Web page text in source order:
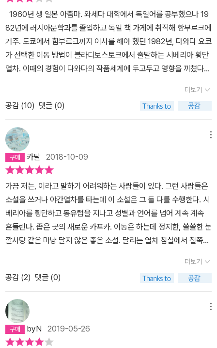
닌지 모르겠음), 장별 내용이 이어지지 않으며, 시점이 특이하게 2인
칭이다. ‘당신은...‘이라는 말로 시작되는 문장들은 마치 체면을 걸듯
이 독자를 책의 내용으로 빠져들게 한다.[나는 어디로 가고 싶은 걸
까. 어쩌면 하고픈 말은 있었는지도 모르지만, 그것은 아직 언어의 영
역에 도달하지 못했다. 말이 되기 이전의 ‘뭘 찾고 있는가‘의 내용은
어떤 것일까. 야간열차의 선로 소리 같은 걸까.] P.45침대칸이 있는
야간 열차를 타본적이 없지만 이 책을 읽고 나서 야간 열차를 한번 타
고 국경을 넘어보고 싶다는 생각이 들었다. 그리고 그곳에서 술도 한
다. 야간열차를 타고 도달하는 다양한 도시의 이야기는 생각보다 재
미있었다.[잊힌 이별이 가장 쓰라린 법. 당신 마음은 헤어진다는 상상
만으로도 견딜 수 없었다. 그래서 정말로 헤어져버리는 대신 여행을
떠나 잊으려고 한 거죠? 그래서 열차를 탔죠?] P.136Ps 1. 우리나라
열차는...너무 빠르고 조용하다...Ps 2. 해설이 잘 쓰여있어서 이해하
는데 많은 도움이 되었다.
1960년 생 일본 아줌마. 와세다 대학에서 독일어를 공부했으나 19
82년에 러시아문학과를 졸업하고 독일 책 가게에 취직해 함부르크에
거주. 도쿄에서 함부르크까지 이사를 해야 했던 1982년, 다와다 요코
가 선택한 이동 방법이 블라디보스토크에서 출발하는 시베리아 횡단
열차. 이때의 경험이 다와다의 작품세계에 두고두고 영향을 끼쳤다고
에 시베리아 횡단열차를 타고 리스본까지 가는 항목이 있었으나 삭제
했다. 두 주일 가까이 걸리는 동안 시원하게 샤워 한 번 못하고, 샤워
는커녕 머리감는 일도 며칠에 한 번씩이나 가능하다는데 근질거리는
머리통이며 등짝을 어떻게 할 것인가. 게다가 동양인으로서는 감당하
지 못할 정도로 무지막지하다는 러시아 사람들의 겨드랑이 냄새를 인
내할 자신이 없어서였다. 하여간 함부르크에 정착한 다와다는 이주 5
년 후부터 독어로 작품 활동을 시작하고, 9년 뒤에는 일본어로도 글
을 써 독일, 일본의 유수의 문학상을 휩쓸어버린다. 우리나라에 다와
다의 책이 세 권 번역이 되었다는데, 앞선 두 권은 독일어 버전이라 하
고, 이 <용의자의 야간열차>는 일어 버전이며, 책의 해설은 서울대
독문과 교수 최윤영이 썼다. 뭐 거의 언제나처럼 해설은 별로 들춰보
지는 않았지만. 이쯤 되면 다와다 요코더러 코스모폴리탄이라고 해도
무방하리라. 하지만 작가는 분명히 일본 태생이며, 유년기와 청소년
기, 성년기의 앞부분을 일본에서 보냈다. 22년 동안 일본의 전래동화
식 저변에 차곡차곡 쌓여 있었을 것이 분명하다. <라쇼몽>, <고야산
스님> 같은 이야기 말이다. 검은 색조의 옛 일본 목조 주택의 음산한
분위기와 그 어떤 나라보다 다양한 귀신들이 배회하는 분위기. 나는
책의 제목 <용의자의 야간열차>를 보고 추리소설 아닌가 싶었다. 근
더보기
공감 (10) 댓글 (0)
카탈2018-10-09
가끔 저는, 이라고 말하기 어려워하는 사람들이 있다. 그런 사람들은
소설을 쓰거나 야간열차를 타는데 이 소설은 그 둘 다를 수행한다. 시
베리아를 횡단하고 동유럽을 지나고 성별과 언어를 넘어 계속 계속
흔들린다. 좁은 곳의 새로운 카프카. 이동은 하는데 정지한, 쓸쓸한 눈
깔사탕 같은 마냥 달지 않은 좋은 소설. 달리는 열차 침실에서 철쭉이
은 달린다. 밤이 딸깍거린다. 흠뻑 빠져 읽었다. 읽고 나면 기어코 쓸
쓸해지는 그런 멋지고 긴 긴 열차 같은 소설.
더보기
공감 (2) 댓글 (0)
byN 2019-05-26